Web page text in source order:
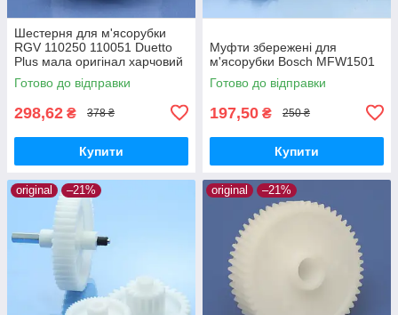
Шестерня для м'ясорубки
RGV 110250 110051 Duetto
Plus мала оригінал харчовий
пластик
Готово до відправки
298,62 ₴ 378 ₴
Купити
Муфти збережені для
м'ясорубки Bosch MFW1501
Готово до відправки
197,50 ₴ 250 ₴
Купити
original –21% original –21%